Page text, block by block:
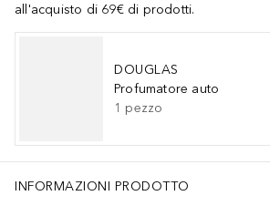
all'acquisto di 69€ di prodotti.
DOUGLAS
Profumatore auto
1 pezzo
INFORMAZIONI PRODOTTO